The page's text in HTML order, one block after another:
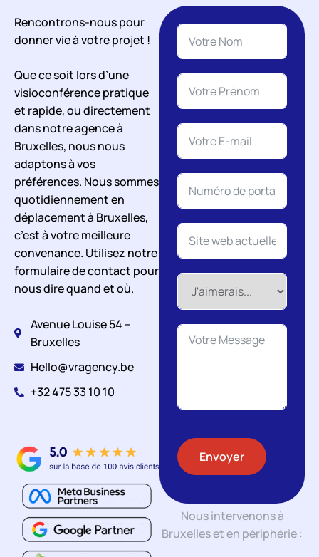
Rencontrons-nous pour
donner vie à votre projet !
Que ce soit lors d’une
visioconférence pratique
et rapide, ou directement
dans notre agence à
Bruxelles, nous nous
adaptons à vos
préférences. Nous sommes
quotidiennement en
déplacement à Bruxelles,
c’est à votre meilleure
convenance. Utilisez notre
formulaire de contact pour
nous dire quand et où.
Avenue Louise 54 –
Bruxelles
Hello@vragency.be
+32 475 33 10 10
Envoyer
Nous intervenons à
Bruxelles et en périphérie :